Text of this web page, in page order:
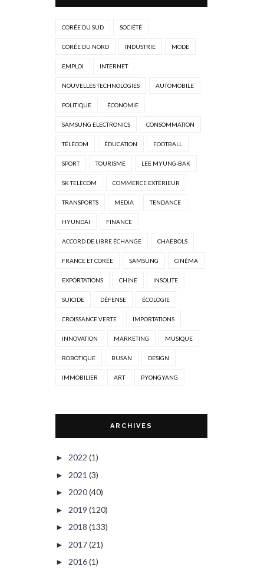
CORÉE DU SUD SOCIÉTÉ
CORÉE DU NORD INDUSTRIE MODE
EMPLOI INTERNET
NOUVELLES TECHNOLOGIES AUTOMOBILE
POLITIQUE ÉCONOMIE
SAMSUNG ELECTRONICS CONSOMMATION
TÉLÉCOM ÉDUCATION FOOTBALL
SPORT TOURISME LEE MYUNG-BAK
SK TELECOM COMMERCE EXTÉRIEUR
TRANSPORTS MEDIA TENDANCE
HYUNDAI FINANCE
ACCORD DE LIBRE ÉCHANGE CHAEBOLS
FRANCE ET CORÉE SAMSUNG CINÉMA
EXPORTATIONS CHINE INSOLITE
SUICIDE DÉFENSE ÉCOLOGIE
CROISSANCE VERTE IMPORTATIONS
INNOVATION MARKETING MUSIQUE
ROBOTIQUE BUSAN DESIGN
IMMOBILIER ART PYONGYANG
ARCHIVES
► 2022 (1)
► 2021 (3)
► 2020(40)
► 2019 (120)
► 2018 (133)
► 2017(21)
► 2016(1)